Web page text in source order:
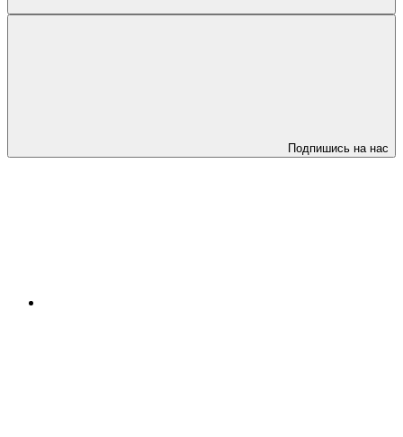
Подпишись на нас